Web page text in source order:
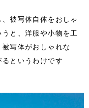
被写体自体をおしゃ
と、洋服や小物を工
写体がおしゃれな
というわけです